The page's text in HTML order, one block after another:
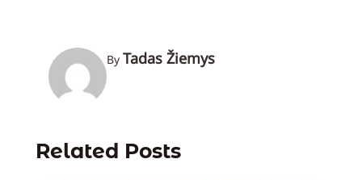
By Tadas Žiemys
Related Posts